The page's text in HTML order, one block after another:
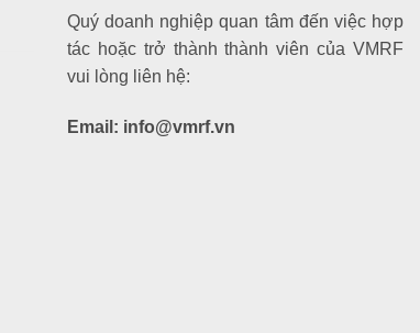
Quý doanh nghiệp quan tâm đến việc hợp
tác hoặc trở thành thành viên của VMRF
vui lòng liên hệ:
Email: info@vmrf.vn